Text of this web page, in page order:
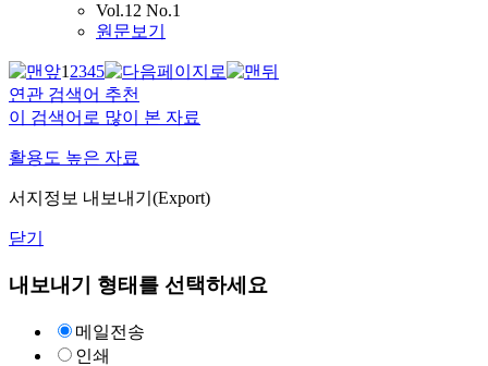
Vol.12 No.1
원문보기
12345
연관 검색어 추천
이 검색어로 많이 본 자료
활용도 높은 자료
서지정보 내보내기(Export)
닫기
내보내기 형태를 선택하세요
메일전송
인쇄